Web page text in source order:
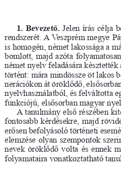
1. Bevezető. Jelen írás célja
rendszerét. A Veszprém megye
is homogén, német lakossága a
bomlott, majd azóta
német nyelv feladására
történt: mára mindössze öt lakos
nerációkon át öröklődő,
nyelvhasználatból, és felváltotta
funkciójú, elsősorban magyar
A tanulmány első részében
fontosabb kérdésekre, majd
erősen befolyásoló történeti
elemzése olyan szempontok
nevek öröklődő volta és ennek
folyamataira vonatkoztatható